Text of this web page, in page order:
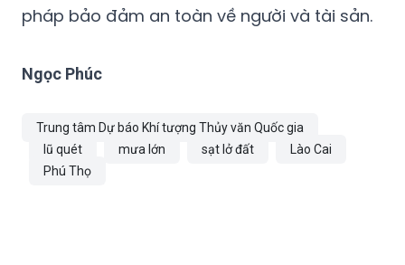
pháp bảo đảm an toàn về người và tài sản.
Ngọc Phúc
Trung tâm Dự báo Khí tượng Thủy văn Quốc gia
lũ quét
mưa lớn sạt lở đất
Lào Cai
Phú Thọ